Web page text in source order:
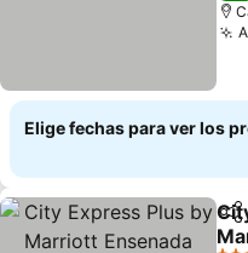
Elige fechas para ver los